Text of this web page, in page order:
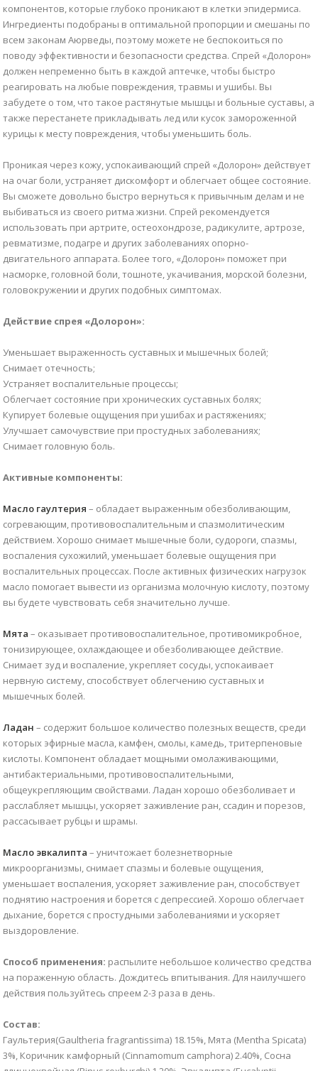
компонентов, которые глубоко проникают в клетки эпидермиса.
Ингредиенты подобраны в оптимальной пропорции и смешаны по
всем законам Аюрведы, поэтому можете не беспокоиться по
поводу эффективности и безопасности средства. Спрей «Долорон»
должен непременно быть в каждой аптечке, чтобы быстро
реагировать на любые повреждения, травмы и ушибы. Вы
забудете о том, что такое растянутые мышцы и больные суставы, а
также перестанете прикладывать лед или кусок замороженной
курицы к месту повреждения, чтобы уменьшить боль.
Проникая через кожу, успокаивающий спрей «Долорон» действует
на очаг боли, устраняет дискомфорт и облегчает общее состояние.
Вы сможете довольно быстро вернуться к привычным делам и не
выбиваться из своего ритма жизни. Спрей рекомендуется
использовать при артрите, остеохондрозе, радикулите, артрозе,
ревматизме, подагре и других заболеваниях опорно-
двигательного аппарата. Более того, «Долорон» поможет при
насморке, головной боли, тошноте, укачивания, морской болезни,
головокружении и других подобных симптомах.
Действие спрея «Долорон»:
Уменьшает выраженность суставных и мышечных болей;
Снимает отечность;
Устраняет воспалительные процессы;
Облегчает состояние при хронических суставных болях;
Купирует болевые ощущения при ушибах и растяжениях;
Улучшает самочувствие при простудных заболеваниях;
Снимает головную боль.
Активные компоненты:
Масло гаултерия – обладает выраженным обезболивающим,
согревающим, противовоспалительным и спазмолитическим
действием. Хорошо снимает мышечные боли, судороги, спазмы,
воспаления сухожилий, уменьшает болевые ощущения при
воспалительных процессах. После активных физических нагрузок
масло помогает вывести из организма молочную кислоту, поэтому
вы будете чувствовать себя значительно лучше.
Мята – оказывает противовоспалительное, противомикробное,
тонизирующее, охлаждающее и обезболивающее действие.
Снимает зуд и воспаление, укрепляет сосуды, успокаивает
нервную систему, способствует облегчению суставных и
мышечных болей.
Ладан – содержит большое количество полезных веществ, среди
которых эфирные масла, камфен, смолы, камедь, тритерпеновые
кислоты. Компонент обладает мощными омолаживающими,
антибактериальными, противовоспалительными,
общеукрепляющим свойствами. Ладан хорошо обезболивает и
расслабляет мышцы, ускоряет заживление ран, ссадин и порезов,
рассасывает рубцы и шрамы.
Масло эвкалипта – уничтожает болезнетворные
микроорганизмы, снимает спазмы и болевые ощущения,
уменьшает воспаления, ускоряет заживление ран, способствует
поднятию настроения и борется с депрессией. Хорошо облегчает
дыхание, борется с простудными заболеваниями и ускоряет
выздоровление.
Способ применения: распылите небольшое количество средства
на пораженную область. Дождитесь впитывания. Для наилучшего
действия пользуйтесь спреем 2-3 раза в день.
Состав:
Гаультерия(Gaultheria fragrantissima) 18.15%, Мята (Mentha Spicata)
3%, Коричник камфорный (Cinnamomum camphora) 2.40%, Сосна